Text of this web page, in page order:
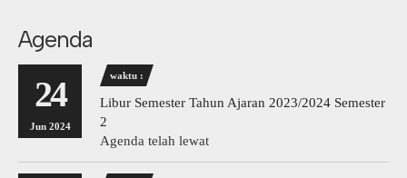
Agenda
24
Jun 2024
waktu :
Libur Semester Tahun Ajaran 2023/2024 Semester
2
Agenda telah lewat